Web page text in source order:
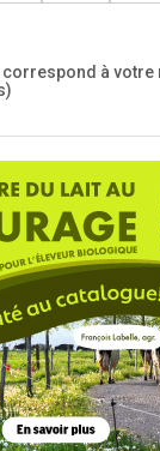
correspond à